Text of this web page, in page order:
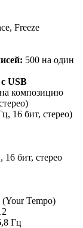
Freeze
500 на один
USB
композицию
16 бит, стерео)
16 бит, стерео
Tempo)
Гц